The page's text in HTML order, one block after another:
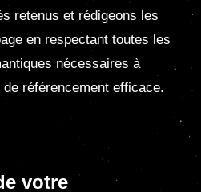
retenus et rédigeons les
en respectant toutes les
nécessaires à
référencement efficace.
votre